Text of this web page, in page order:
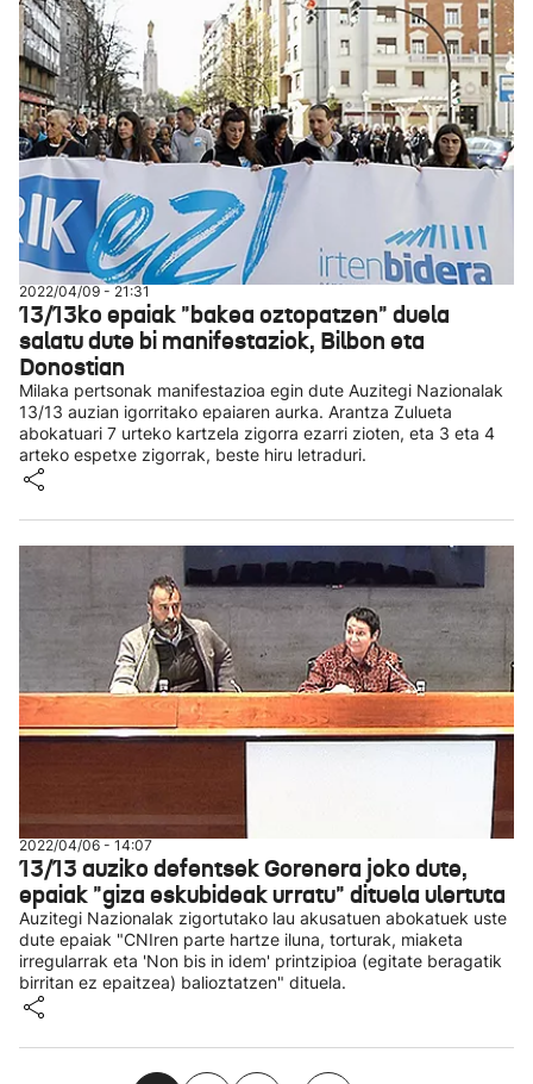
2022/04/09 - 21:31
13/13ko epaiak "bakea oztopatzen" duela
salatu dute bi manifestaziok, Bilbon eta
Donostian
Milaka pertsonak manifestazioa egin dute Auzitegi Nazionalak
13/13 auzian igorritako epaiaren aurka. Arantza Zulueta
abokatuari 7 urteko kartzela zigorra ezarri zioten, eta 3 eta 4
arteko espetxe zigorrak, beste hiru letraduri.
2022/04/06 - 14:07
13/13 auziko defentsek Gorenera joko dute,
epaiak "giza eskubideak urratu" dituela ulertuta
Auzitegi Nazionalak zigortutako lau akusatuen abokatuek uste
dute epaiak "CNIren parte hartze iluna, torturak, miaketa
irregularrak eta 'Non bis in idem' printzipioa (egitate beragatik
birritan ez epaitzea) balioztatzen" dituela.